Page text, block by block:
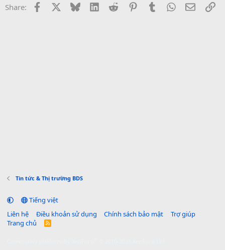
Share: Facebook Bluesky LinkedInReddit PinterestTumblrWhatsApp
Email
Tin tức & Thị trường BDS
Tiếng việt
Liên hệ
Điều khoản sử dụng Chính sách bảo mật
Trợ giúp
Trang chủ
R